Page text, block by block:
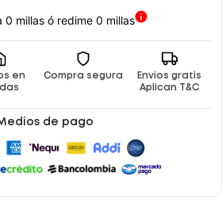
0 millas ó redime 0 millas
en
Compra segura
Envíos gratis
Aplican T&C
de pago